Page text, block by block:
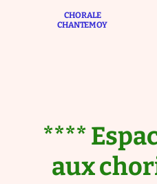
CHORALE
CHANTEMOY
****
aux